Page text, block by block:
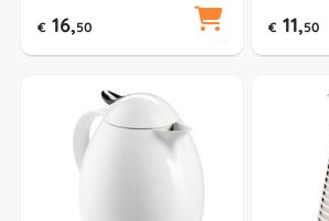
€ 16,50 € 11,50